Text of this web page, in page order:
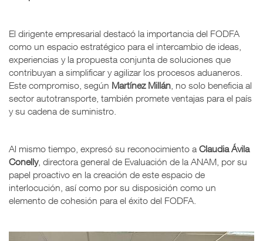
El dirigente empresarial destacó la importancia del FODFA
como un espacio estratégico para el intercambio de ideas,
experiencias y la propuesta conjunta de soluciones que
contribuyan a simplificar y agilizar los procesos aduaneros.
Este compromiso, según Martínez Millán , no solo beneficia al
sector autotransporte, también promete ventajas para el país
y su cadena de suministro.
Al mismo tiempo, expresó su reconocimiento a Claudia Ávila
Conelly, directora general de Evaluación de la ANAM, por su
papel proactivo en la creación de este espacio de
interlocución, así como por su disposición como un
elemento de cohesión para el éxito del FODFA.